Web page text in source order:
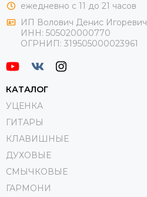
ежедневно с 11 до 21 часов
ИП Волович Денис Игоревич
ИНН: 505020000770
ОГРНИП: 319505000023961
КАТАЛОГ
УЦЕНКА
ГИТАРЫ
КЛАВИШНЫЕ
ДУХОВЫЕ
СМЫЧКОВЫЕ
ГАРМОНИ